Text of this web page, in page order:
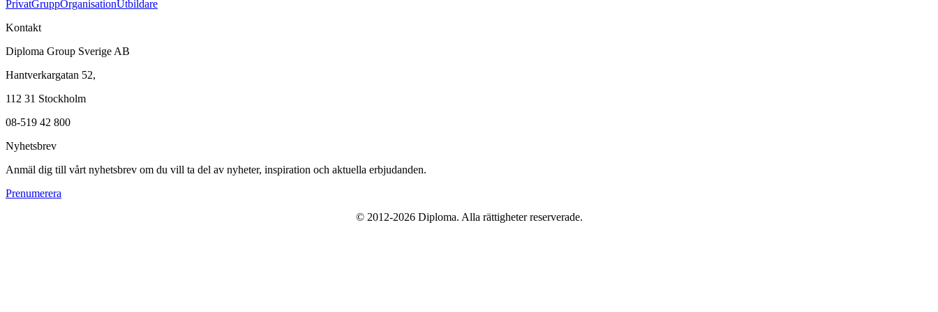
PrivatGruppOrganisationUtbildare
Kontakt
Diploma Group Sverige AB
Hantverkargatan 52,
112 31 Stockholm
08-519 42 800
Nyhetsbrev
Anmäl dig till vårt nyhetsbrev om du vill ta del av nyheter, inspiration och aktuella erbjudanden.
Prenumerera
© 2012-2026 Diploma. Alla rättigheter reserverade.